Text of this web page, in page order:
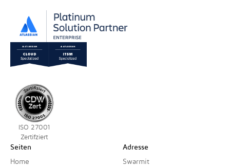
ISO 27001
Zertifziert
Seiten
Home
Adresse
Swarmit